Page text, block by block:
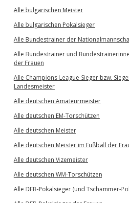
Alle bulgarischen Meister
Alle bulgarischen Pokalsieger
Alle Bundestrainer der
Alle Bundestrainer und
der Frauen
Alle Champions-League-Sieger bzw.
Landesmeister
Alle deutschen Amateurmeister
Alle deutschen EM-Torschützen
Alle deutschen Meister
Alle deutschen Meister im Fußball der
Alle deutschen Vizemeister
Alle deutschen WM-Torschützen
Alle DFB-Pokalsieger (und Tschammer-